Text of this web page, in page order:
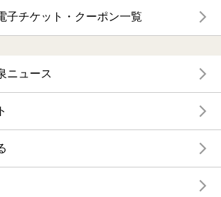
子チケット・クーポン一覧
ニュース